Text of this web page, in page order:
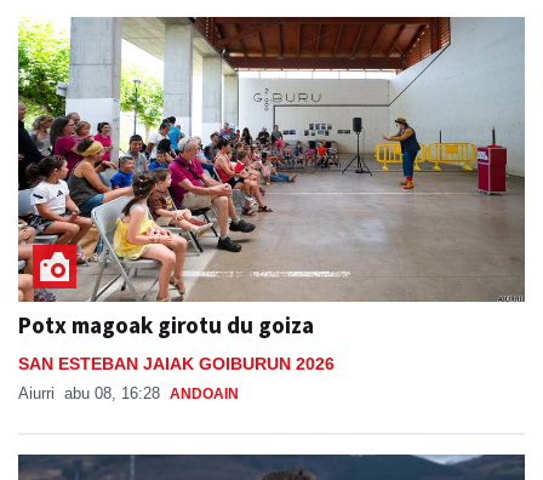
Potx magoak girotu du goiza
SAN ESTEBAN JAIAK GOIBURUN 2026
Aiurri abu 08, 16:28 ANDOAIN